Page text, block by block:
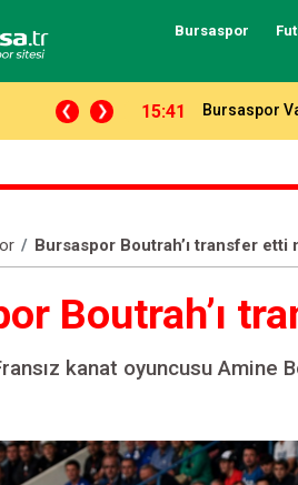
Bursaspor
14:04 Potada
Bursaspor Boutrah’ı transfer etti
Boutrah’ı
kanat oyuncusu Amine